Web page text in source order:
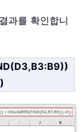
과를 확인합니